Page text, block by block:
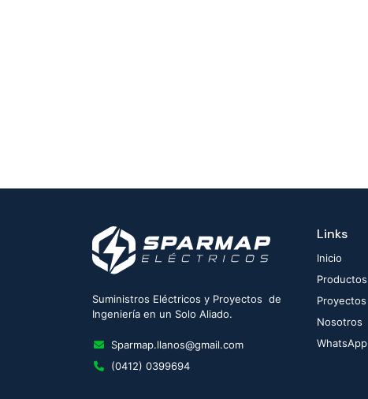
Suministros Eléctricos y Proyectos de
Ingeniería en un Solo Aliado.
Sparmap.llanos@gmail.com
(0412) 0399694
Links
Inicio
Productos
Proyectos
Nosotros
WhatsApp